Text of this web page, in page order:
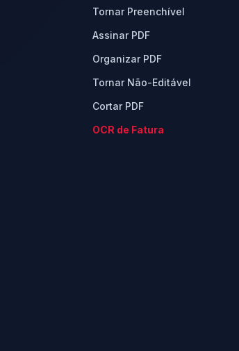
Tornar Preenchível
Assinar PDF
Organizar PDF
Tornar Não-Editável
Cortar PDF
OCR de Fatura